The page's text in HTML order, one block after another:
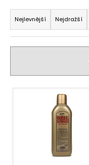
Ř
a
z
e
í
p
Nejlevnější Nejdražší
V
t
?